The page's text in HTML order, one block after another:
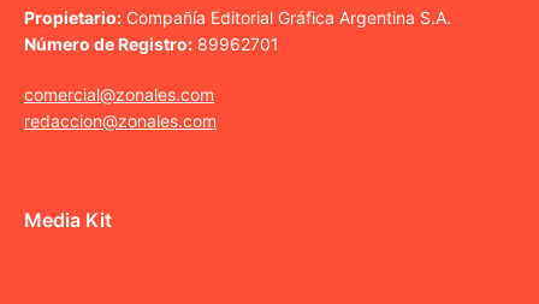
Propietario: Compañía Editorial Gráfica Argentina S.A.
Número de Registro: 89962701
comercial@zonales.com
redaccion@zonales.com
Media Kit